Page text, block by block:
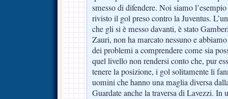
smesso di difendere. Noi siamo
rivisto il gol preso contro la Juventus.
che gli si è messo davanti, è stato
Zauri, non ha marcato nessuno e
dei problemi a comprendere come sia
quel livello non rendersi conto che, pur
tenere la posizione, i gol solitamente li
uomini che hanno una maglia diversa
Guardate anche la traversa di Lavezzi. In